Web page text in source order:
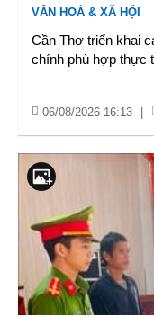
VĂN HOÁ & XÃ HỘI
Cần Thơ triển khai
chính phù hợp thực
06/08/2026 16:13